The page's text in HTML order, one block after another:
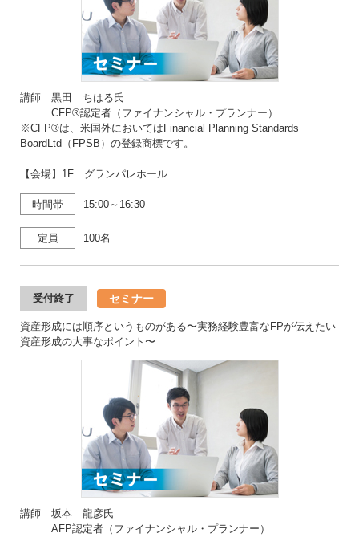
講師 黒田 ちはる氏
CFP®認定者（ファイナンシャル・プランナー）
※CFP®は、米国外においてはFinancial Planning Standards
BoardLtd（FPSB）の登録商標です。
【会場】1F グランパレホール
時間帯 15:00～16:30
定員 100名
受付終了 セミナー
資産形成には順序というものがある〜実務経験豊富なFPが伝えたい
資産形成の大事なポイント〜
講師 坂本 龍彦氏
AFP認定者（ファイナンシャル・プランナー）